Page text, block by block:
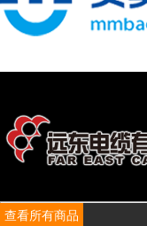
查看所有商品